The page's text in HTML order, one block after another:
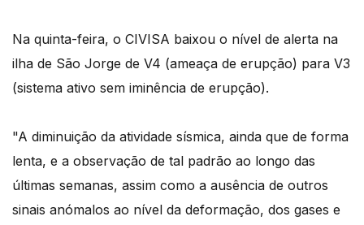
Na quinta-feira, o CIVISA baixou o nível de alerta na
ilha de São Jorge de V4 (ameaça de erupção) para V3
(sistema ativo sem iminência de erupção).
"A diminuição da atividade sísmica, ainda que de forma
lenta, e a observação de tal padrão ao longo das
últimas semanas, assim como a ausência de outros
sinais anómalos ao nível da deformação, dos gases e